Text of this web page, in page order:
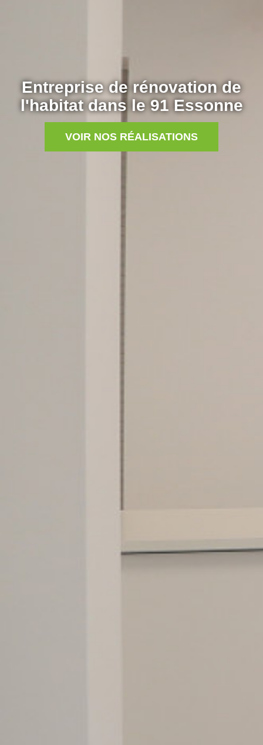
Entreprise de rénovation de
l'habitat dans le 91 Essonne
VOIR NOS RÉALISATIONS